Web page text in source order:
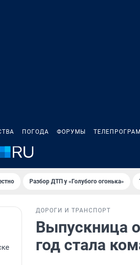
ПОГОДА ФОРУМЫ
Разбор ДТП у «Голубого огонька»
ДОРОГИ И ТРАНСПОРТ
Выпускница
год стала